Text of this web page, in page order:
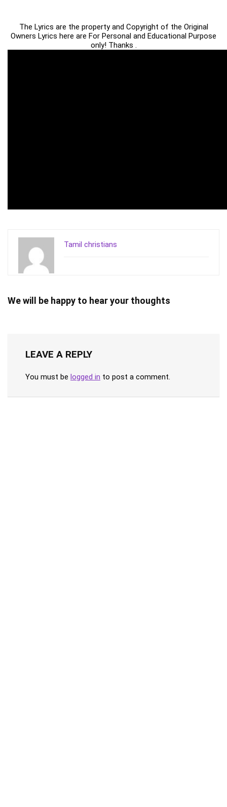
The Lyrics are the property and Copyright of the Original
Owners Lyrics here are For Personal and Educational Purpose
only! Thanks .
Tamil christians
We will be happy to hear your thoughts
LEAVE A REPLY
You must be logged in to post a comment.